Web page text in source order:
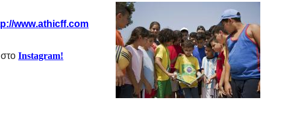
://www.athicff.com
στοInstagram!